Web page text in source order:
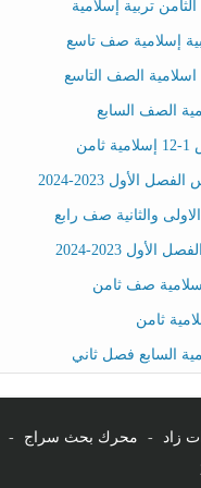
تربية إسلامية
إسلامية صف تاسع
الصف السابع
2023-2024
والثانية صف رابع
2023-2024
صف ثامن
ثامن
السابع فصل ثاني
زاد - محرك بحث سراج -